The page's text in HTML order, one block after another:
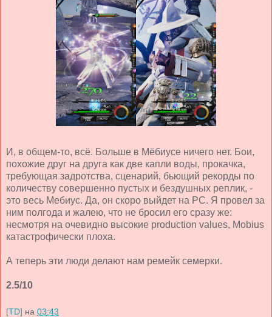
И, в общем-то, всё. Больше в Мёбиусе ничего нет. Бои,
похожие друг на друга как две капли воды, прокачка,
требующая задротства, сценарий, бьющий рекорды по
количеству совершенно пустых и бездушных реплик, -
это весь Мебиус. Да, он скоро выйдет на РС. Я провел за
ним полгода и жалею, что не бросил его сразу же:
несмотря на очевидно высокие production values, Mobius
катастрофически плоха.
А теперь эти люди делают нам ремейк семерки.
2.5/10
[TD] на 03:43